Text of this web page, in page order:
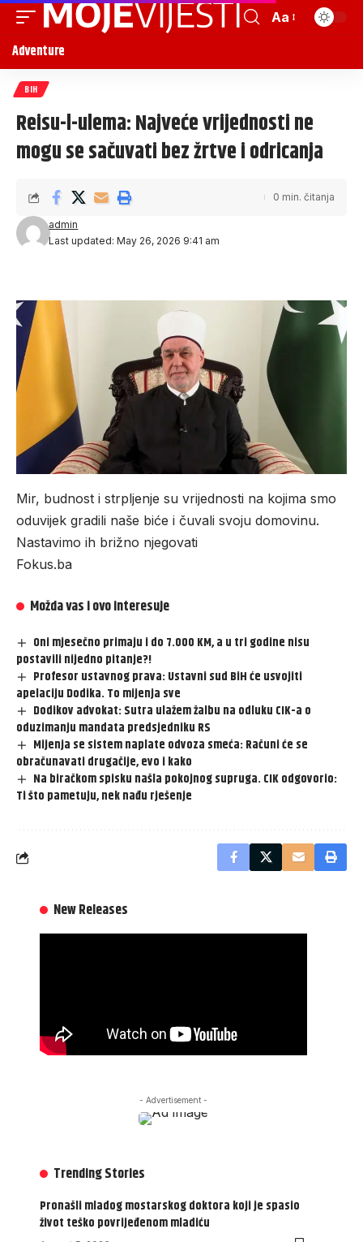
Aa
Adventure
BIH
Reisu-l-ulema: Najveće vrijednosti ne
mogu se sačuvati bez žrtve i odricanja
Last updated: May 26, 2026 9:41 am
admin
0 min. čitanja
Mir, budnost i strpljenje su vrijednosti na kojima smo
oduvijek gradili naše biće i čuvali svoju domovinu.
Nastavimo ih brižno njegovati
Fokus.ba
Možda vas i ovo interesuje
Oni mjesečno primaju i do 7.000 KM, a u tri godine nisu
postavili nijedno pitanje?!
Profesor ustavnog prava: Ustavni sud BiH će usvojiti
apelaciju Dodika. To mijenja sve
Dodikov advokat: Sutra ulažem žalbu na odluku CIK-a o
oduzimanju mandata predsjedniku RS
Mijenja se sistem naplate odvoza smeća: Računi će se
obračunavati drugačije, evo i kako
Na biračkom spisku našla pokojnog supruga. CIK odgovorio:
Ti što pametuju, nek nađu rješenje
New Releases
- Advertisement -
Trending Stories
Pronašli mladog mostarskog doktora koji je spasio
život teško povrijeđenom mladiću